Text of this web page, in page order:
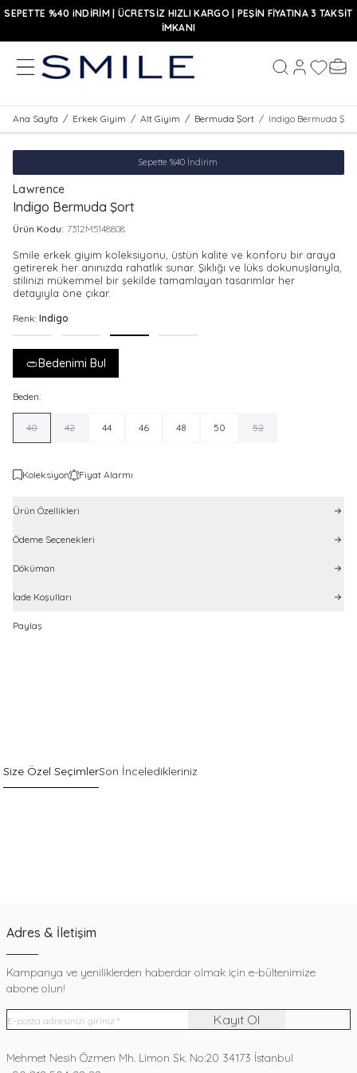
SEPETTE %40 iNDİRİM | ÜCRETSİZ HIZLI KARGO | PEŞİN FİYATINA 3 TAKSİT
İMKANI
MENÜ Hesabım
Ana Sayfa / Erkek Giyim / Alt Giyim / Bermuda Şort / Indigo Bermuda Şort
Sepette %40 İndirim
Lawrence
Indigo Bermuda Şort
Ürün Kodu: 7312M5148808
Smile erkek giyim koleksiyonu, üstün kalite ve konforu bir araya
getirerek her anınızda rahatlık sunar. Şıklığı ve lüks dokunuşlarıyla,
stilinizi mükemmel bir şekilde tamamlayan tasarımlar her
detayıyla öne çıkar.
Renk: Indigo
Bedenimi Bul
Beden:
40 42 44 46 48 50 52
Koleksiyon Fiyat Alarmı
Ürün Özellikleri
Ödeme Seçenekleri
Döküman
İade Koşulları
Paylaş
Size Özel SeçimlerSon İnceledikleriniz
Adres & İletişim
Kampanya ve yeniliklerden haberdar olmak için e-bültenimize
abone olun!
Kayıt Ol
Adres
Mehmet Nesih Özmen Mh. Limon Sk. No:20 34173 İstanbul